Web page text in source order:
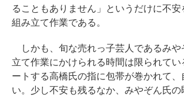
ることもありません」というだけに不
組み立て作業である。
しかも、旬な売れっ子芸人であるみや
立て作業にかけられる時間は限られてい
ートする高橋氏の指に包帯が巻かれて、
い。少し不安も残るなか、みやぞん氏の